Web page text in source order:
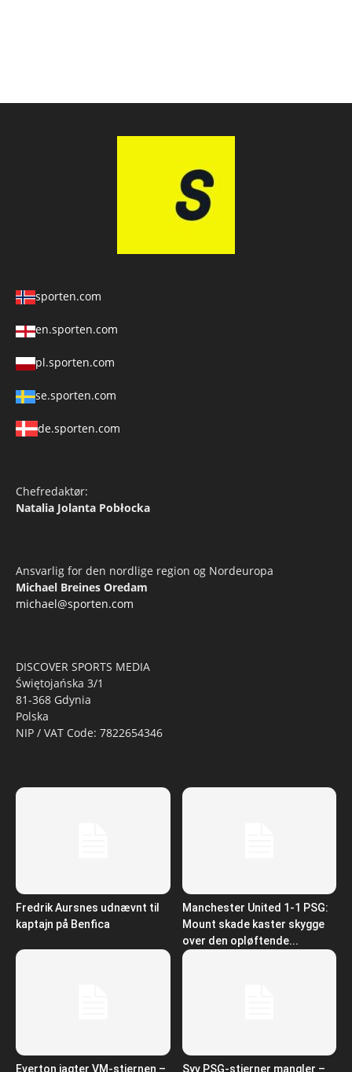
sporten.com
en.sporten.com
pl.sporten.com
se.sporten.com
de.sporten.com
Chefredaktør:
Natalia Jolanta Pobłocka
Ansvarlig for den nordlige region og Nordeuropa
Michael Breines Oredam
michael@sporten.com
DISCOVER SPORTS MEDIA
Świętojańska 3/1
81-368 Gdynia
Polska
NIP / VAT Code: 7822654346
Fredrik Aursnes udnævnt til
kaptajn på Benfica
Manchester United 1-1 PSG:
Mount skade kaster skygge
over den opløftende...
Everton jagter VM-stjernen – Syv PSG-stjerner mangler –